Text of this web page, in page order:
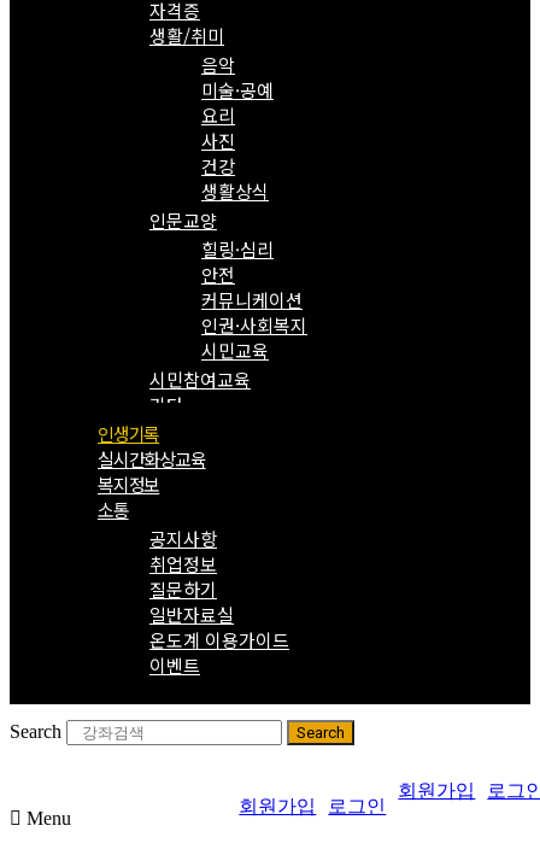
자격증
생활/취미
음악
미술·공예
요리
사진
건강
생활상식
인문교양
힐링·심리
안전
커뮤니케이션
인권·사회복지
시민교육
시민참여교육
기타
인생기록
실시간화상교육
복지정보
소통
공지사항
취업정보
질문하기
일반자료실
온도계 이용가이드
이벤트
Search Search
회원가입 로그
회원가입 로그인
Menu